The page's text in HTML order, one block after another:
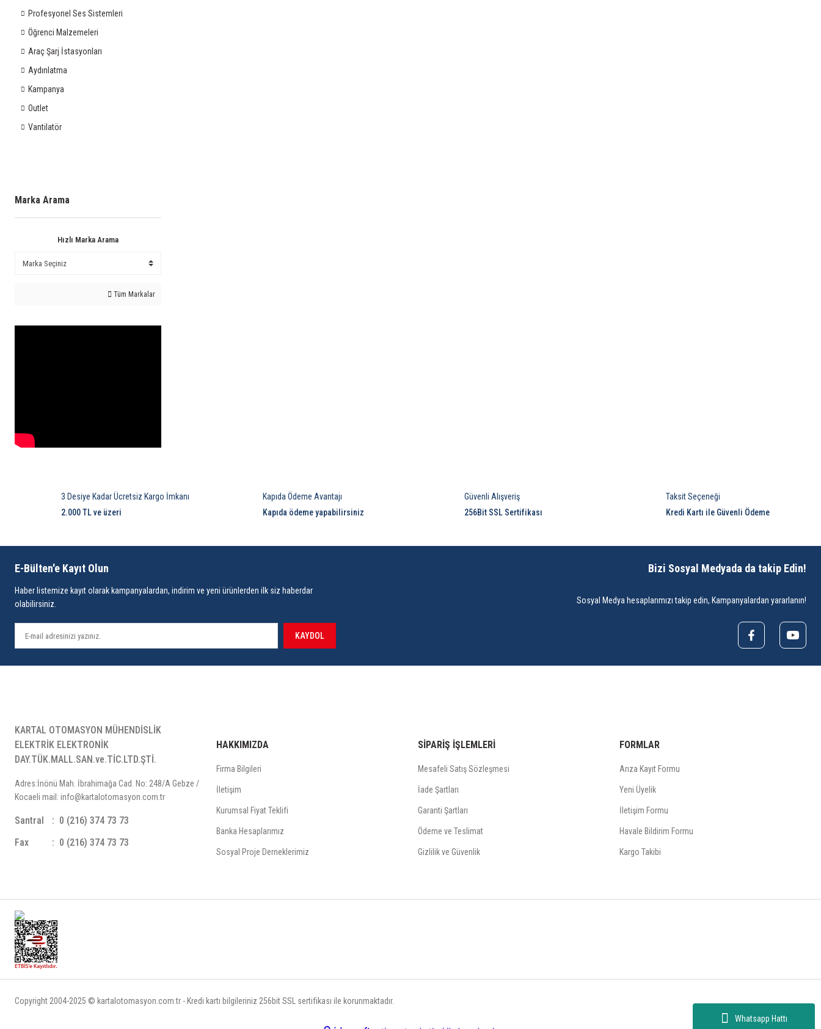
Whatsapp Hattı
Profesyonel Ses Sistemleri
Öğrenci Malzemeleri
Araç Şarj İstasyonları
Aydınlatma
Kampanya
Outlet
Vantilatör
Marka Arama
Hızlı Marka Arama
Tüm Markalar
3 Desiye Kadar Ücretsiz Kargo İmkanı
2.000 TL ve üzeri
Kapıda Ödeme Avantajı
Kapıda ödeme yapabilirsiniz
Güvenli Alışveriş
256Bit SSL Sertifikası
Taksit Seçeneği
Kredi Kartı ile Güvenli Ödeme
E-Bülten'e Kayıt Olun
Haber listemize kayıt olarak kampanyalardan, indirim ve yeni ürünlerden ilk siz haberdar
olabilirsiniz.
KAYDOL
Bizi Sosyal Medyada da takip Edin!
Sosyal Medya hesaplarımızı takip edin, Kampanyalardan yararlanın!
KARTAL OTOMASYON MÜHENDİSLİK
ELEKTRİK ELEKTRONİK
DAY.TÜK.MALL.SAN.ve.TİC.LTD.ŞTİ.
Adres:İnönü Mah. İbrahimağa Cad. No: 248/A Gebze /
Kocaeli mail: info@kartalotomasyon.com.tr
Santral
0 (216) 374 73 73
Fax
0 (216) 374 73 73
HAKKIMIZDA
Firma Bilgileri
İletişim
Kurumsal Fiyat Teklifi
Banka Hesaplarımız
Sosyal Proje Derneklerimiz
SİPARİŞ İŞLEMLERİ
Mesafeli Satış Sözleşmesi
İade Şartları
Garanti Şartları
Ödeme ve Teslimat
Gizlilik ve Güvenlik
FORMLAR
Arıza Kayıt Formu
Yeni Üyelik
İletişim Formu
Havale Bildirim Formu
Kargo Takibi
Copyright 2004-2025 © kartalotomasyon.com.tr - Kredi kartı bilgileriniz 256bit SSL sertifikası ile korunmaktadır.